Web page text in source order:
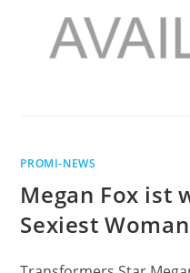
PROMI-NEWS
Megan Fox ist
Sexiest Woman